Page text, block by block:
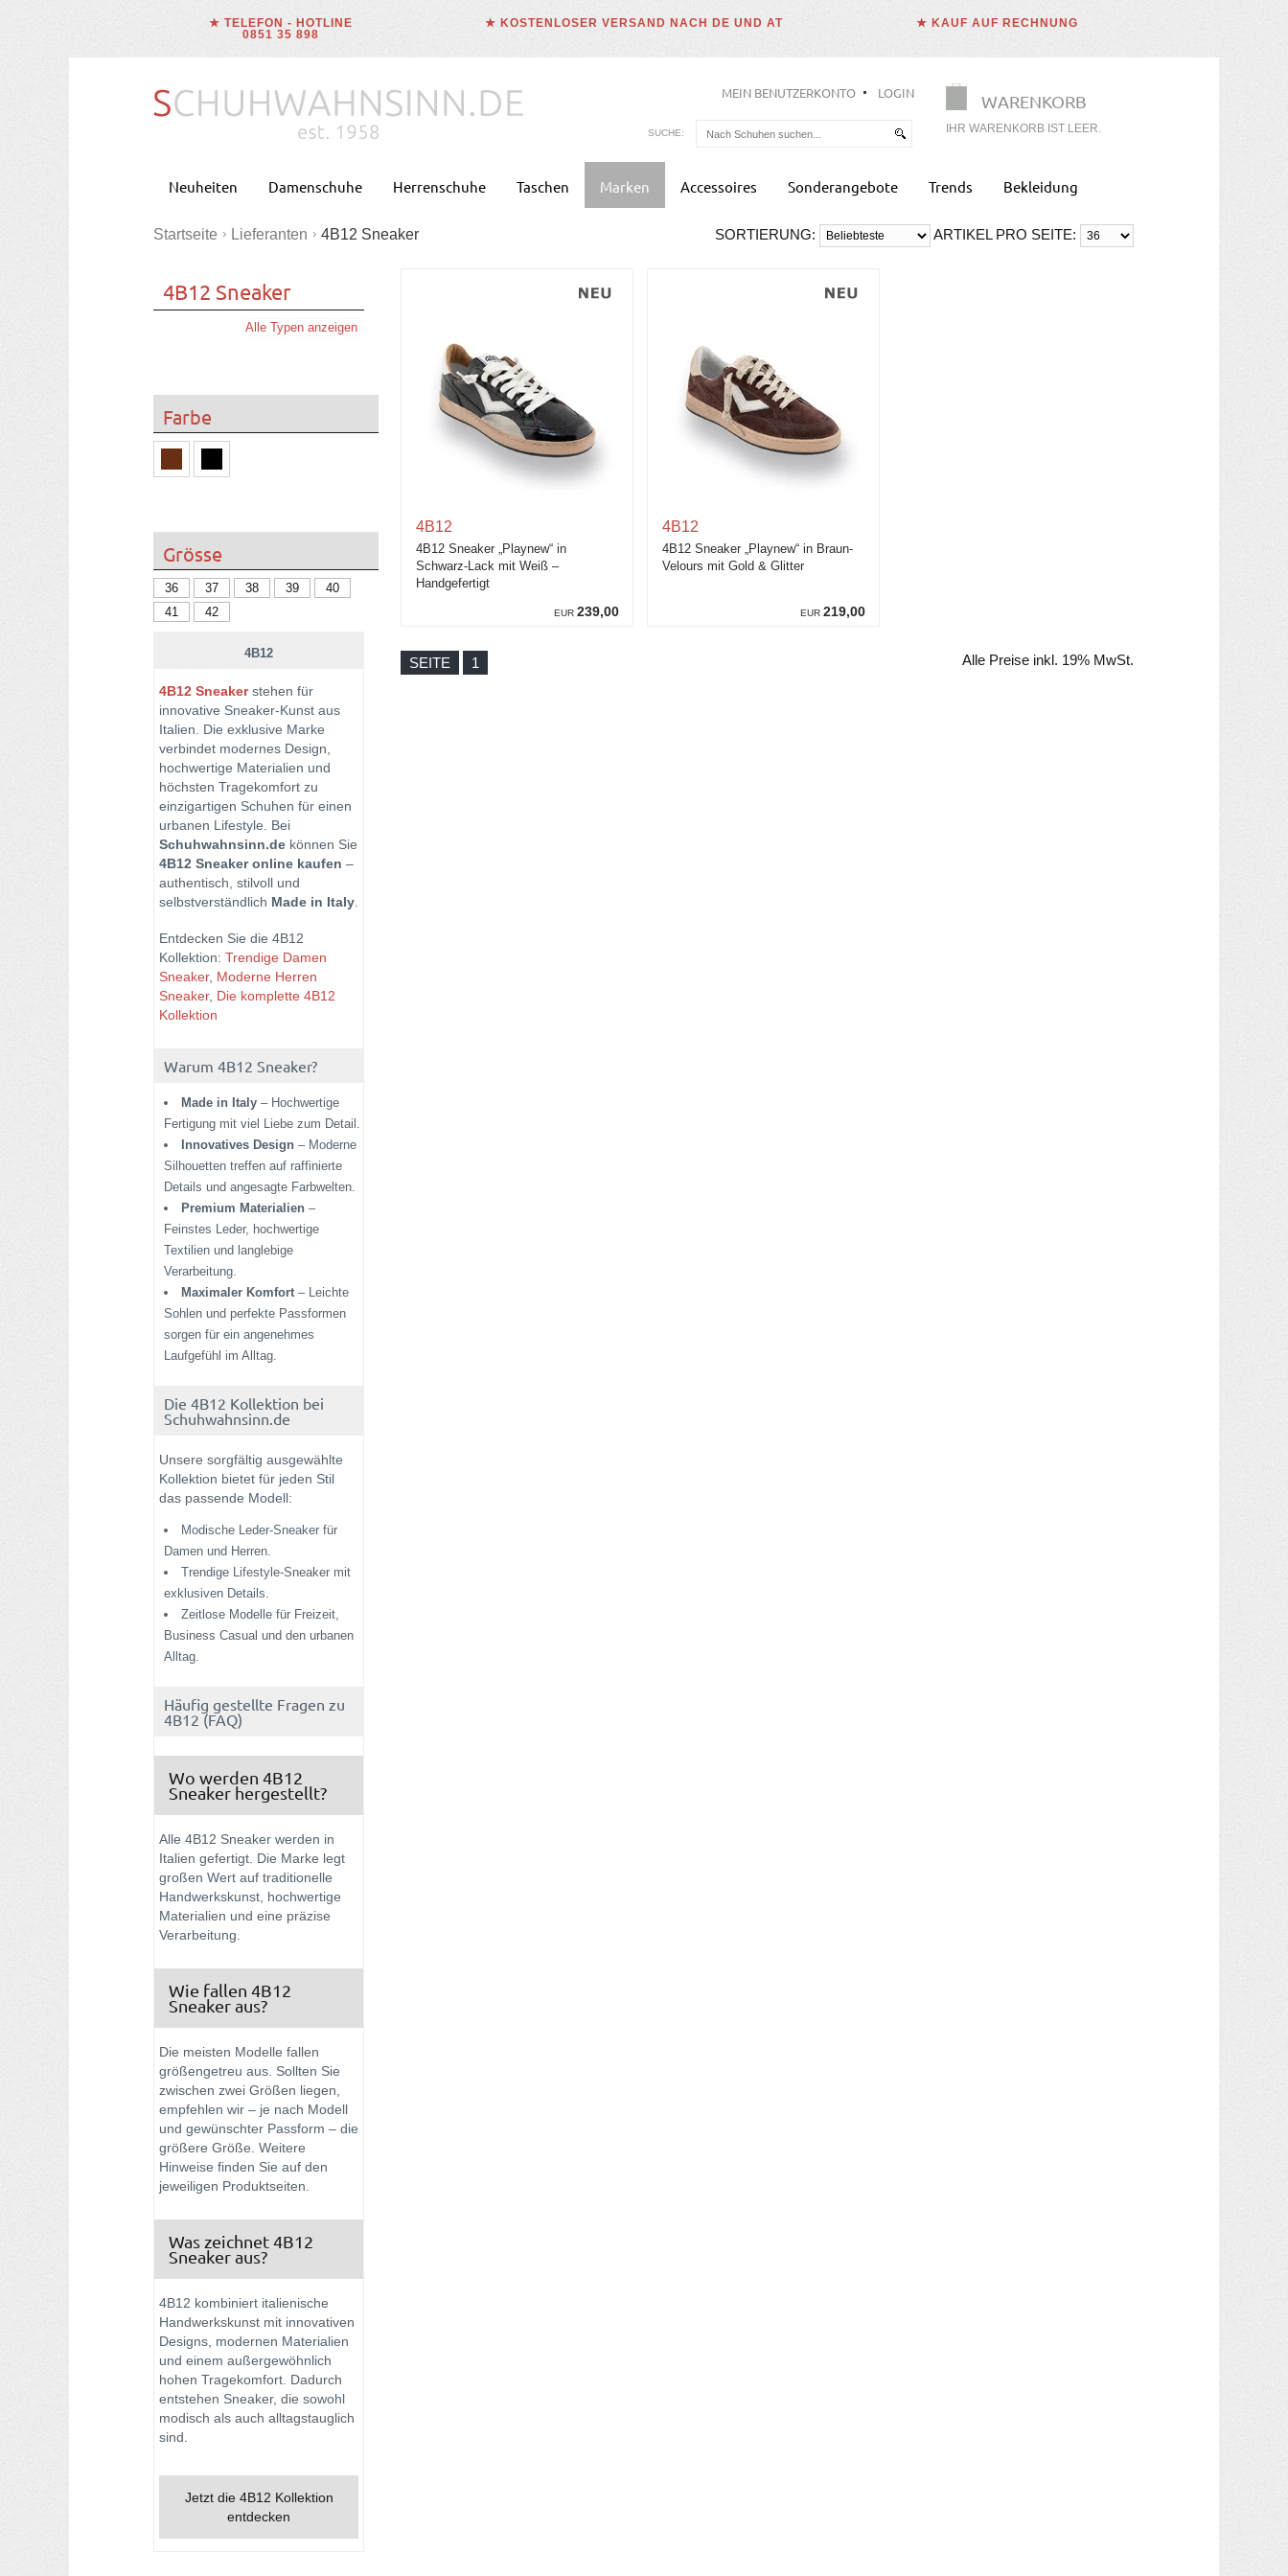
★ TELEFON - HOTLINE
0851 35 898
★ KOSTENLOSER VERSAND NACH DE UND AT ★ KAUF AUF RECHNUNG
WARENKORB
IHR WARENKORB IST LEER.
MEIN BENUTZERKONTO LOGIN
SUCHE:
Neuheiten Damenschuhe Herrenschuhe Taschen Marken Accessoires Sonderangebote Trends Bekleidung
Startseite Lieferanten 4B12 Sneaker
4B12 Sneaker
Alle Typen anzeigen
Farbe
Grösse
36 37 38 39
40
41
42
4B12
4B12 Sneakerstehen für
innovative Sneaker-Kunst aus
Italien. Die exklusive Marke
verbindet modernes Design,
hochwertige Materialien und
höchsten Tragekomfort zu
einzigartigen Schuhen für einen
urbanen Lifestyle. Bei
Schuhwahnsinn.de können Sie
4B12 Sneaker online kaufen –
authentisch, stilvoll und
selbstverständlich Made in Italy
Entdecken Sie die 4B12
Kollektion: Trendige Damen
Sneaker, Moderne Herren
Sneaker, Die komplette 4B12
Kollektion
Warum 4B12 Sneaker?
Made in Italy – Hochwertige
Fertigung mit viel Liebe zum Detail.
Innovatives Design – Moderne
Silhouetten treffen auf raffinierte
Details und angesagte Farbwelten.
Premium Materialien –
Feinstes Leder, hochwertige
Textilien und langlebige
Verarbeitung.
Maximaler Komfort – Leichte
Sohlen und perfekte Passformen
sorgen für ein angenehmes
Laufgefühl im Alltag.
Die 4B12 Kollektion bei
Schuhwahnsinn.de
Unsere sorgfältig ausgewählte
Kollektion bietet für jeden Stil
das passende Modell:
Modische Leder-Sneaker für
Damen und Herren.
Trendige Lifestyle-Sneaker mit
exklusiven Details.
Zeitlose Modelle für Freizeit,
Business Casual und den urbanen
Alltag.
Häufig gestellte Fragen zu
4B12 (FAQ)
Wo werden 4B12
Sneaker hergestellt?
Alle 4B12 Sneaker werden in
Italien gefertigt. Die Marke legt
großen Wert auf traditionelle
Handwerkskunst, hochwertige
Materialien und eine präzise
Verarbeitung.
Wie fallen 4B12
Sneaker aus?
Die meisten Modelle fallen
größengetreu aus. Sollten Sie
zwischen zwei Größen liegen,
empfehlen wir – je nach Modell
und gewünschter Passform – die
größere Größe. Weitere
Hinweise finden Sie auf den
jeweiligen Produktseiten.
Was zeichnet 4B12
Sneaker aus?
4B12 kombiniert italienische
Handwerkskunst mit innovativen
Designs, modernen Materialien
und einem außergewöhnlich
hohen Tragekomfort. Dadurch
entstehen Sneaker, die sowohl
modisch als auch alltagstauglich
sind.
Jetzt die 4B12 Kollektion
entdecken
SORTIERUNG: ARTIKEL PRO SEITE:
EUR 239,00
4B12
4B12 Sneaker „Playnew“ in
Schwarz-Lack mit Weiß –
Handgefertigt
EUR 219,00
4B12
4B12 Sneaker „Playnew“ in Braun-
Velours mit Gold & Glitter
SEITE 1 Alle Preise inkl. 19% MwSt.